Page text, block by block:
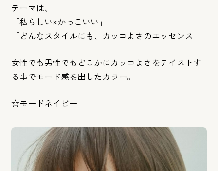
テーマは、
「私らしい×かっこいい」
「どんなスタイルにも、カッコよさのエッセンス」
女性でも男性でもどこかにカッコよさをテイストす
る事でモード感を出したカラー。
☆モードネイビー